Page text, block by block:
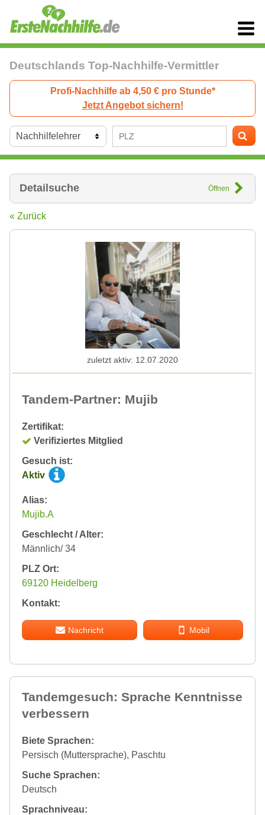
Deutschlands Top-Nachhilfe-Vermittler
Profi-Nachhilfe ab 4,50 € pro Stunde*
Jetzt Angebot sichern!
Detailsuche Öffnen
« Zurück
Tandem-Partner: Mujib
Zertifikat:
Verifiziertes Mitglied
Gesuch ist:
Aktiv
Alias:
Mujib.A
Geschlecht / Alter:
Männlich/ 34
PLZ Ort:
69120 Heidelberg
Kontakt:
Nachricht Mobil
zuletzt aktiv: 12.07.2020
Tandemgesuch: Sprache Kenntnisse
verbessern
Biete Sprachen:
Persisch (Muttersprache), Paschtu
Suche Sprachen:
Deutsch
Sprachniveau: